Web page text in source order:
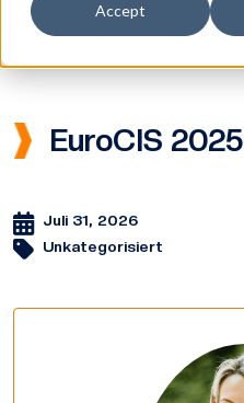
Accept
EuroCIS 2025
Juli 31, 2026
Unkategorisiert